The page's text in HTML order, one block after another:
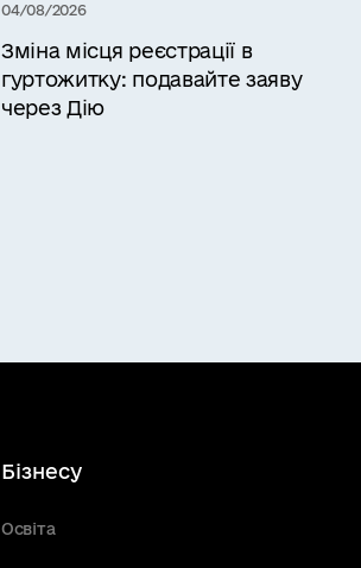
04/08/2026
Зміна місця реєстрації в
гуртожитку: подавайте заяву
через Дію
Бізнесу
Освіта